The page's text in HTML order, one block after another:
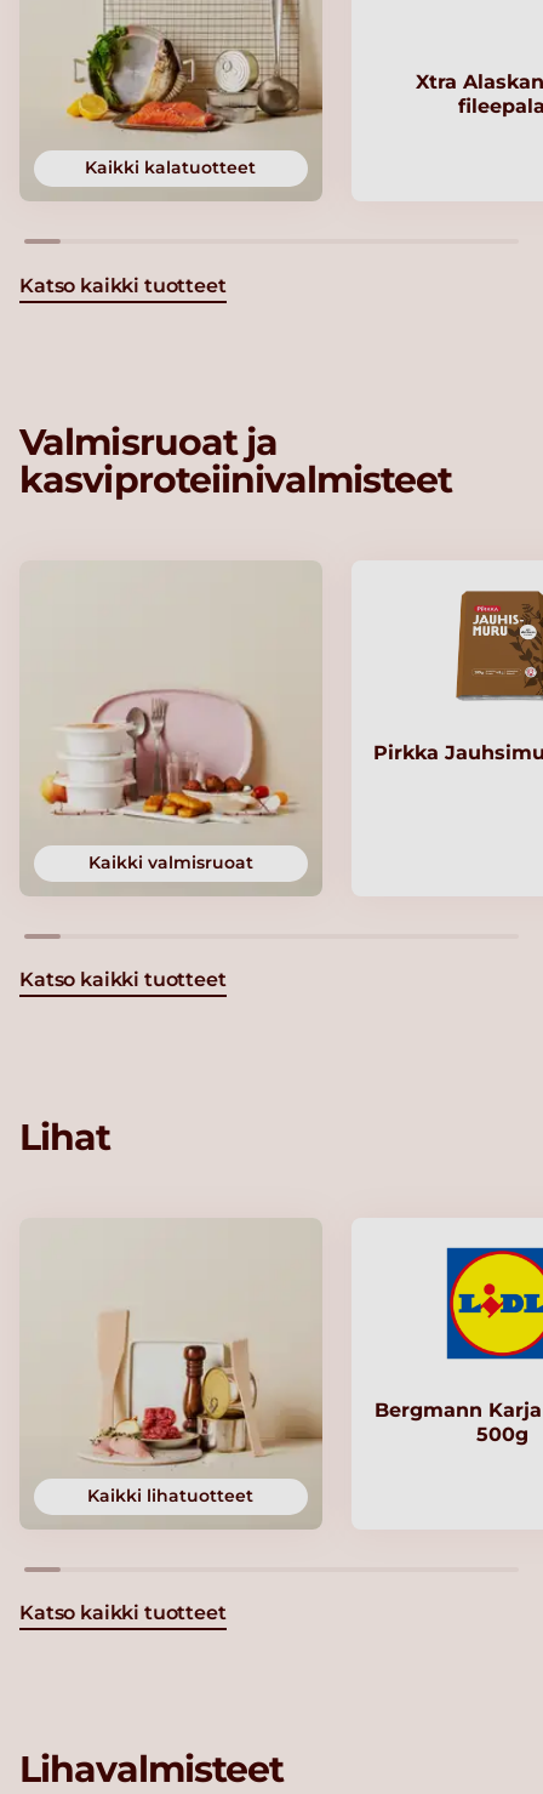
Kaikki kalatuotteet
Xtra
Katso kaikki tuotteet
Valmisruoat ja
kasviproteiinivalmisteet
Kaikki valmisruoat
Pirkka
Katso kaikki tuotteet
Lihat
Kaikki lihatuotteet
Bergmann
500g
Katso kaikki tuotteet
Lihavalmisteet